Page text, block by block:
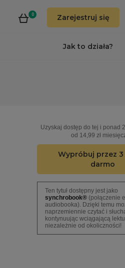
0 Zarejestruj się
Jak to działa?
Uzyskaj dostęp do tej i ponad
od 14,99 zł
Wypróbuj przez 3
darmo
Ten tytuł dostępny jest jako
synchrobook®(połączenie
audiobooka). Dzięki temu
naprzemiennie czytać i
kontynuując wciągającą
niezależnie od okoliczności!